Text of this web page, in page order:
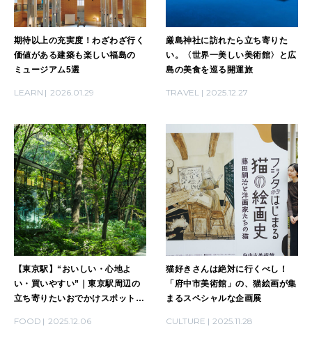
期待以上の充実度！わざわざ行く
価値がある建築も楽しい福島の
ミュージアム5選
LEARN 2026.01.29
厳島神社に訪れたら立ち寄りた
い。〈世界一美しい美術館〉と広
島の美食を巡る開運旅
TRAVEL 2025.12.27
【東京駅】“おいしい・心地よ
い・買いやすい”｜東京駅周辺の
立ち寄りたいおでかけスポットと
FOOD 2025.12.06
猫好きさんは絶対に行くべし！
「府中市美術館」の、猫絵画が集
まるスペシャルな企画展
CULTURE 2025.11.28